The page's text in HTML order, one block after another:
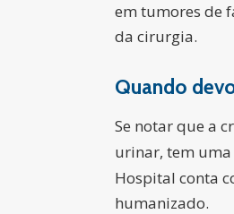
em tumores de
da cirurgia.
Quando
Se notar que a
urinar, tem uma
Hospital conta
humanizado.